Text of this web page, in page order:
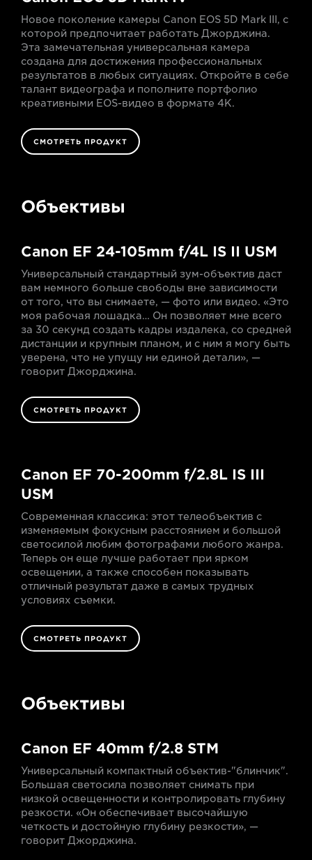
Новое поколение камеры Canon EOS 5D Mark III, с
которой предпочитает работать Джорджина.
Эта замечательная универсальная камера
создана для достижения профессиональных
результатов в любых ситуациях. Откройте в себе
талант видеографа и пополните портфолио
креативными EOS-видео в формате 4K.
СМОТРЕТЬ ПРОДУКТ
Объективы
Canon EF 24-105mm f/4L IS II USM
Универсальный стандартный зум-объектив даст
вам немного больше свободы вне зависимости
от того, что вы снимаете, — фото или видео. «Это
моя рабочая лошадка… Он позволяет мне всего
за 30 секунд создать кадры издалека, со средней
дистанции и крупным планом, и с ним я могу быть
уверена, что не упущу ни единой детали», —
говорит Джорджина.
СМОТРЕТЬ ПРОДУКТ
Canon EF 70-200mm f/2.8L IS III
USM
Современная классика: этот телеобъектив с
изменяемым фокусным расстоянием и большой
светосилой любим фотографами любого жанра.
Теперь он еще лучше работает при ярком
освещении, а также способен показывать
отличный результат даже в самых трудных
условиях съемки.
СМОТРЕТЬ ПРОДУКТ
Объективы
Canon EF 40mm f/2.8 STM
Универсальный компактный объектив-"блинчик".
Большая светосила позволяет снимать при
низкой освещенности и контролировать глубину
резкости. «Он обеспечивает высочайшую
четкость и достойную глубину резкости», —
говорит Джорджина.